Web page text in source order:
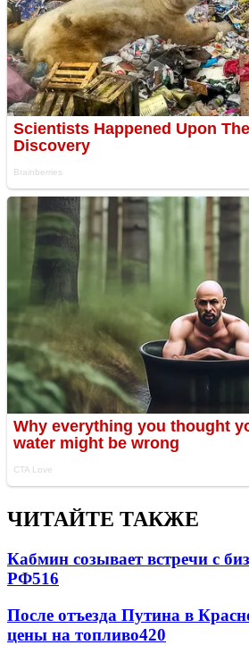
ЧИТАЙТЕ ТАКЖЕ
Кабмин созывает встречи с
РФ516
После отъезда Путина в
цены на топливо420